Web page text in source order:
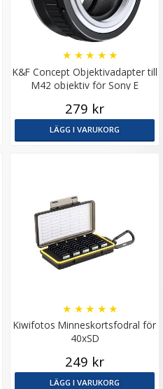
K&F Concept Objektivadapter till
M42 objektiv för Sony E
★ ★ ★ ★ ★
279 kr
LÄGG I VARUKORG
Kiwifotos Minneskortsfodral för
40xSD
★ ★ ★ ★ ★
249 kr
LÄGG I VARUKORG